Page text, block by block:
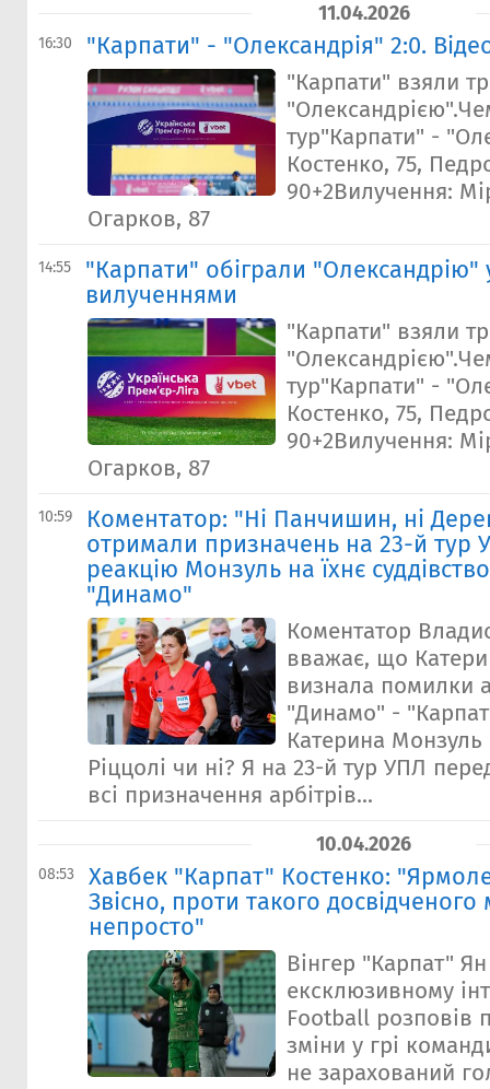
11.04.2026
16:30 "Карпати" - "Олександрія" 2:0.
"Карпати" взяли
тур"Карпати" -
Костенко, 75,
90+2Вилучення:
Огарков, 87
14:55
"Карпати" обіграли "Олександрію"
вилученнями
"Карпати" взяли
тур"Карпати" -
Костенко, 75,
90+2Вилучення:
Огарков, 87
10:59
Коментатор: "Ні Панчишин, ні
отримали призначень на 23-й тур
реакцію Монзуль на їхнє
"Динамо"
Коментатор
вважає, що
визнала помилки
"Динамо" -
Катерина Монзуль
Ріццолі чи ні? Я на 23-й тур УПЛ
всі призначення арбітрів...
10.04.2026
08:53
Хавбек "Карпат" Костенко:
Звісно, проти такого
непросто"
Вінгер "Карпат"
ексклюзивному
Football розповів
зміни у грі
не зарахований